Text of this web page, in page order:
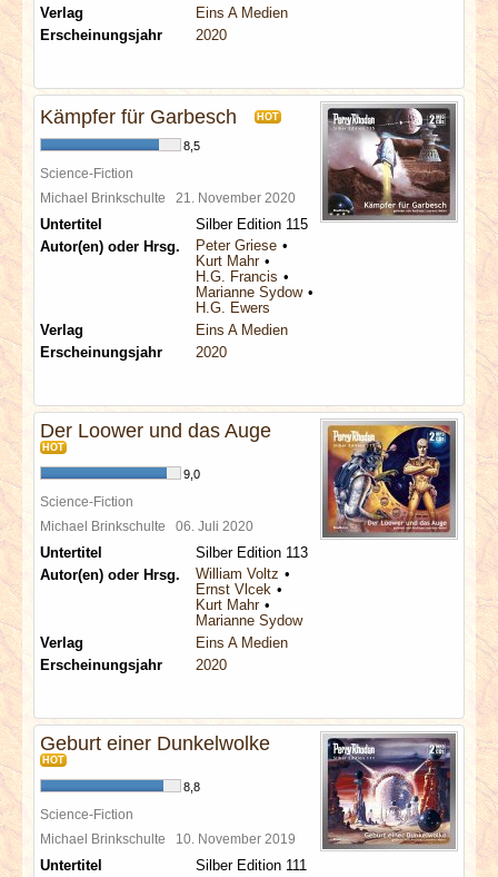
Verlag
Eins A Medien
Erscheinungsjahr
2020
Kämpfer für Garbesch HOT
8,5
Science-Fiction
Michael Brinkschulte 21. November 2020
Untertitel
Silber Edition 115
Autor(en) oder Hrsg.
Peter Griese
Kurt Mahr
H.G. Francis
Marianne Sydow
H.G. Ewers
Verlag
Eins A Medien
Erscheinungsjahr
2020
Der Loower und das Auge
HOT
9,0
Science-Fiction
Michael Brinkschulte 06. Juli 2020
Untertitel
Silber Edition 113
Autor(en) oder Hrsg.
William Voltz
Ernst Vlcek
Kurt Mahr
Marianne Sydow
Verlag
Eins A Medien
Erscheinungsjahr
2020
Geburt einer Dunkelwolke
HOT
8,8
Science-Fiction
Michael Brinkschulte 10. November 2019
Untertitel
Silber Edition 111